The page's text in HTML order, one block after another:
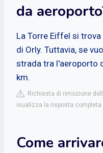
da
La Torre Eiffel si
di Orly. Tuttavia, se
strada tra l'aeroporto
km.
Richiesta di rimozione
isualizza la risposta completa
Come